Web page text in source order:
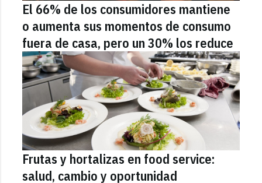
El 66% de los consumidores mantiene
o aumenta sus momentos de consumo
fuera de casa, pero un 30% los reduce
Frutas y hortalizas en food service:
salud, cambio y oportunidad